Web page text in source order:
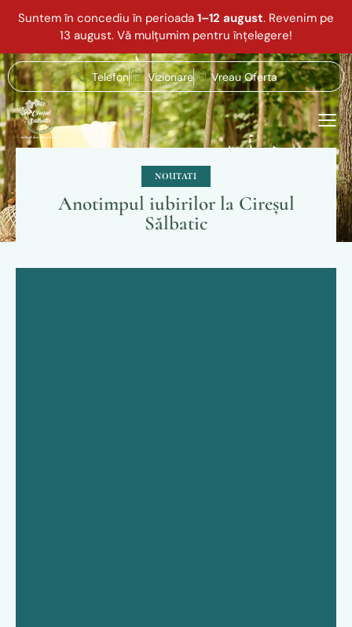
Suntem în concediu în perioada 1–12 august. Revenim pe
13 august. Vă mulțumim pentru înțelegere!
Telefon Vizionare Vreau Oferta
NOUTATI
Anotimpul iubirilor la Cireșul
Sălbatic